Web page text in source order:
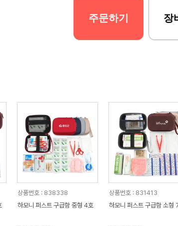
주문하기 장
상품번호 : 838338
하모니 퍼스트 구급함 중형 4호
상품번호 : 831413
하모니 퍼스트 구급함 소형